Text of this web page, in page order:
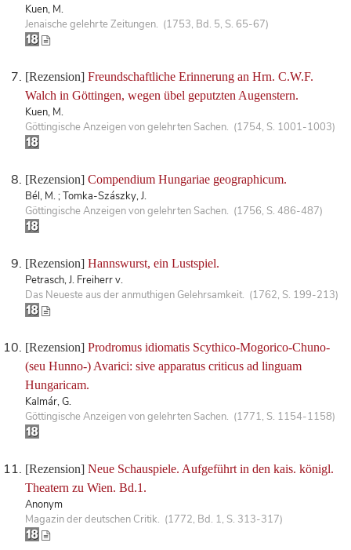
Kuen, M.
Jenaische gelehrte Zeitungen. (1753, Bd. 5, S. 65-67)
[Rezension] Freundschaftliche Erinnerung an Hrn. C.W.F.
Walch in Göttingen, wegen übel geputzten Augenstern.
Kuen, M.
Göttingische Anzeigen von gelehrten Sachen. (1754, S. 1001-1003)
[Rezension] Compendium Hungariae geographicum.
Bél, M. ; Tomka-Szászky, J.
Göttingische Anzeigen von gelehrten Sachen. (1756, S. 486-487)
[Rezension] Hannswurst, ein Lustspiel.
Petrasch, J. Freiherr v.
Das Neueste aus der anmuthigen Gelehrsamkeit. (1762, S. 199-213)
[Rezension] Prodromus idiomatis Scythico-Mogorico-Chuno-
(seu Hunno-) Avarici: sive apparatus criticus ad linguam
Hungaricam.
Kalmár, G.
Göttingische Anzeigen von gelehrten Sachen. (1771, S. 1154-1158)
[Rezension] Neue Schauspiele. Aufgeführt in den kais. königl.
Theatern zu Wien. Bd.1.
Anonym
Magazin der deutschen Critik. (1772, Bd. 1, S. 313-317)